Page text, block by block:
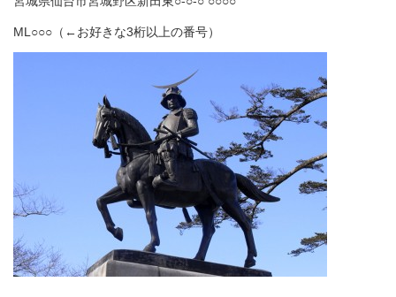
ML○○○（←お好きな3桁以上の番号）